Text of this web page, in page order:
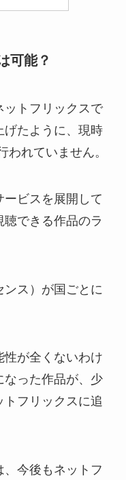
可能？
ットフリックスで
げたように、現時
われていません。
ビスを展開して
できる作品のラ
ス）が国ごとに
性が全くないわけ
なった作品が、少
トフリックスに追
今後もネットフ